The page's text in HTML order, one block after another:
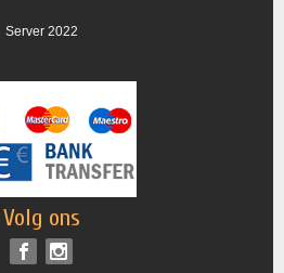
Server 2022
Volg ons